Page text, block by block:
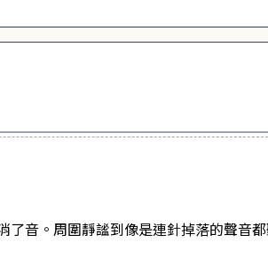
音。周圍靜謐到像是連針掉落的聲音都